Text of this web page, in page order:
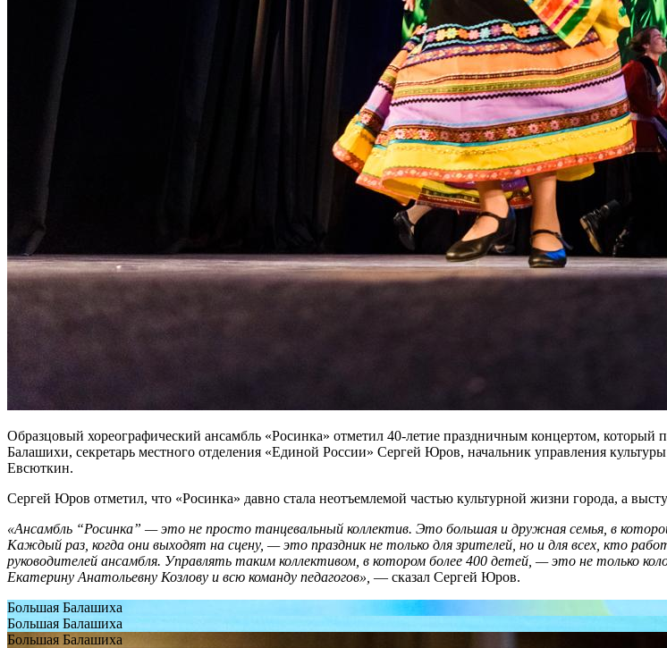
Образцовый хореографический ансамбль «Росинка» отметил 40-летие праздничным концертом,
Балашихи, секретарь местного отделения «Единой России» Сергей Юров, начальник управления
Евсюткин.
Сергей Юров отметил, что «Росинка» давно стала неотъемлемой частью культурной жизни города, а
«Ансамбль “Росинка” — это не просто танцевальный коллектив. Это большая и дружная семья, в
Каждый раз, когда они выходят на сцену, — это праздник не только для зрителей, но и для всех, кто
руководителей ансамбля. Управлять таким коллективом, в котором более 400 детей, — это не только
Екатерину Анатольевну Козлову и всю команду педагогов», — сказал Сергей Юров.
Большая Балашиха
Большая Балашиха
Большая Балашиха